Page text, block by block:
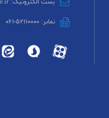
پست الکترونیک: info@petzone.ir
نمابر: ۵۲۱۱۰۰۰۰-۰۶۱